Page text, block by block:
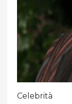
Celebrità